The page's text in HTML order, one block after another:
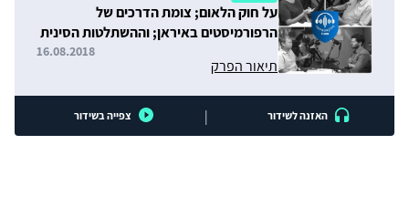
על חוק הלאום; צומת הדרכים של
הרפורמיסטים באיראן; וההשתלטות הסינית
תיאור הפרק
16.08.2018
האזנה לשידור | צפייה בשידור